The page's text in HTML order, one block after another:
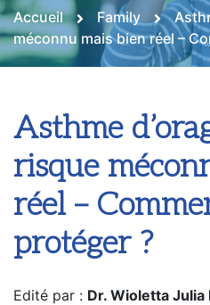
Accueil Family
méconnu mais bien réel –
Asthme
risque
réel –
protéger ?
Edité par : Dr. Wioletta Julia